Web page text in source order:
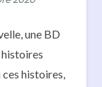
une BD
histoires,